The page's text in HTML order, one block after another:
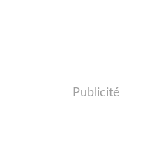
Publicité